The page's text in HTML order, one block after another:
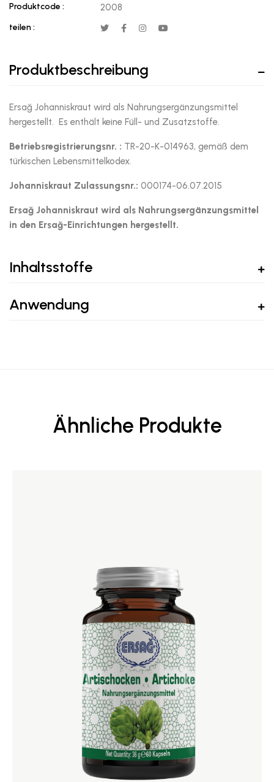
Produktcode : 2008
teilen :
Produktbeschreibung
Ersağ Johanniskraut wird als Nahrungsergänzungsmittel
hergestellt. Es enthält keine Füll- und Zusatzstoffe.
Betriebsregistrierungsnr. : TR-20-K-014963, gemäß dem
türkischen Lebensmittelkodex.
Johanniskraut Zulassungsnr.: 000174-06.07.2015
Ersağ Johanniskraut wird als Nahrungsergänzungsmittel
in den Ersağ-Einrichtungen hergestellt.
Inhaltsstoffe
Anwendung
Ähnliche Produkte